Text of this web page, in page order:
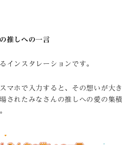
推しへの一言
インスタレーションです。
マホで入力すると、その想いが大き
されたみなさんの推しへの愛の集積